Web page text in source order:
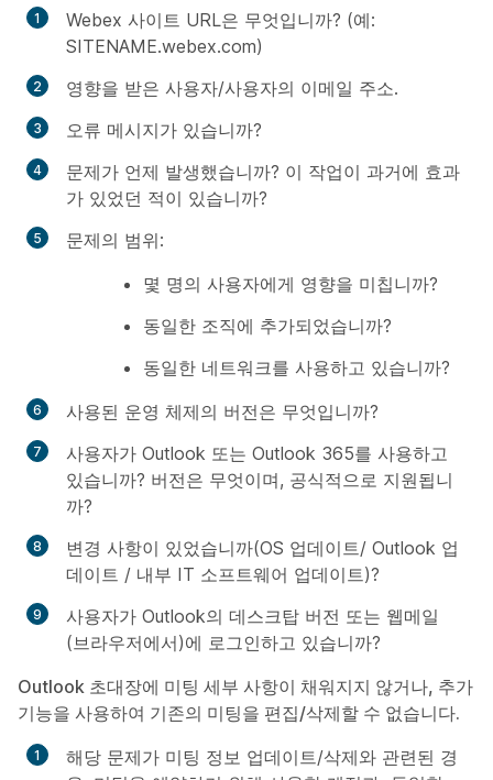
Webex 사이트 URL은 무엇입니까? (예:
SITENAME.webex.com)
영향을 받은 사용자/사용자의 이메일 주소.
오류 메시지가 있습니까?
문제가 언제 발생했습니까? 이 작업이 과거에 효과
가 있었던 적이 있습니까?
문제의 범위:
몇 명의 사용자에게 영향을 미칩니까?
동일한 조직에 추가되었습니까?
동일한 네트워크를 사용하고 있습니까?
사용된 운영 체제의 버전은 무엇입니까?
사용자가 Outlook 또는 Outlook 365를 사용하고
있습니까? 버전은 무엇이며, 공식적으로 지원됩니
까?
변경 사항이 있었습니까(OS 업데이트/ Outlook 업
데이트 / 내부 IT 소프트웨어 업데이트)?
사용자가 Outlook의 데스크탑 버전 또는 웹메일
(브라우저에서)에 로그인하고 있습니까?
Outlook 초대장에 미팅 세부 사항이 채워지지 않거나, 추가
기능을 사용하여 기존의 미팅을 편집/삭제할 수 없습니다.
해당 문제가 미팅 정보 업데이트/삭제와 관련된 경